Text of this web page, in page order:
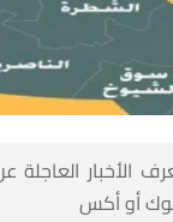
العاجلة
أو أكس